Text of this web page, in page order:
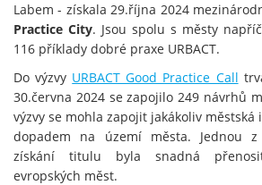
Labem - získala 29.října 2024
Practice City. Jsou spolu s městy
116 příklady dobré praxe URBACT.
Do výzvy URBACT Good Practice Call
30.června 2024 se zapojilo 249 návrhů
výzvy se mohla zapojit jakákoliv
dopadem na území města. Jednou
získání titulu byla snadná
evropských měst.